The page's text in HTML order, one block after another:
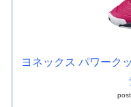
ヨネックス パワーク